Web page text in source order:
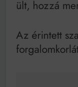
ült, hozzá
Az érintett